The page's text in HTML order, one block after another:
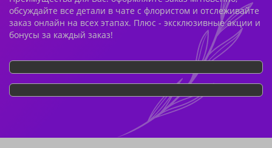
обсуждайте все детали в чате с флористом и отслеживайте
заказ онлайн на всех этапах. Плюс - эксклюзивные акции и
бонусы за каждый заказ!